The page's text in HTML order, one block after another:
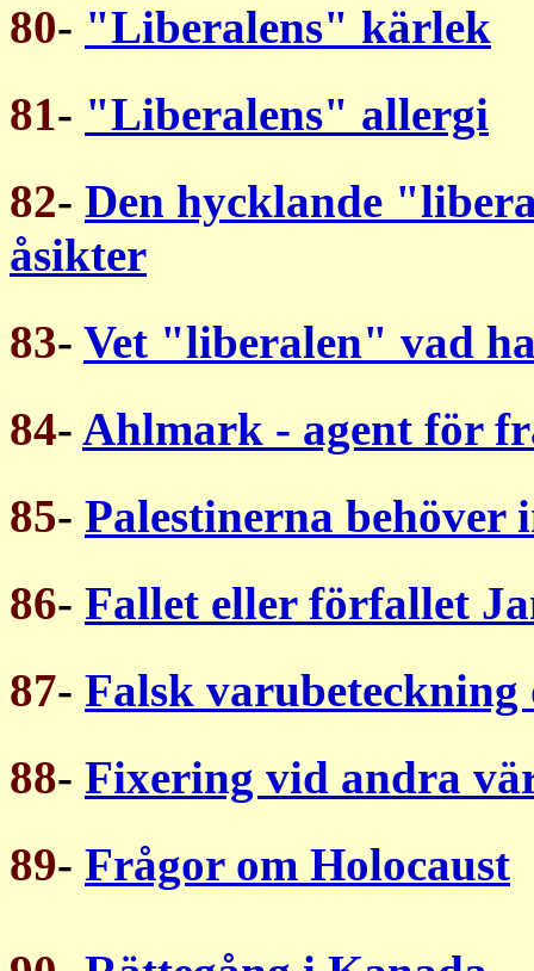
80- "Liberalens" kärlek
81- "Liberalens" allergi
82- Den hycklande
åsikter
83- Vet "liberalen" vad
84- Ahlmark - agent för
85- Palestinerna behöver
86- Fallet eller förfallet
87- Falsk
88- Fixering vid andra
89- Frågor om Holocaust